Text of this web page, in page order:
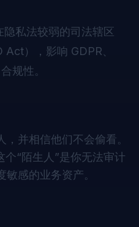
隐私法较弱的司法辖区
Act），影响 GDPR、
规性。
并相信他们不会偷看。
“陌生人”是你无法审计
感的业务资产。